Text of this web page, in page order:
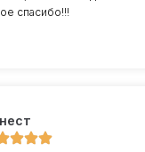
спасибо!!!